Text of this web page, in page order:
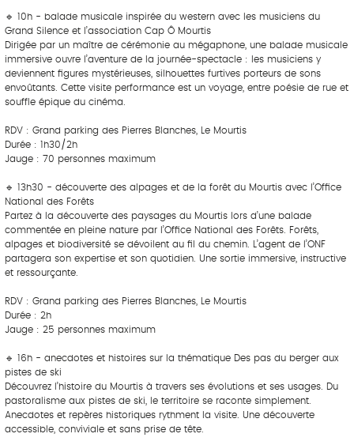
🔹 10h - balade musicale inspirée du western avec les musiciens du
Grand Silence et l’association Cap Ô Mourtis
Dirigée par un maître de cérémonie au mégaphone, une balade musicale
immersive ouvre l’aventure de la journée-spectacle : les musiciens y
deviennent figures mystérieuses, silhouettes furtives porteurs de sons
envoûtants. Cette visite performance est un voyage, entre poésie de rue et
souffle épique du cinéma.
RDV : Grand parking des Pierres Blanches, Le Mourtis
Durée : 1h30/2h
Jauge : 70 personnes maximum
🔹 13h30 - découverte des alpages et de la forêt du Mourtis avec l’Office
National des Forêts
Partez à la découverte des paysages du Mourtis lors d’une balade
commentée en pleine nature par l’Office National des Forêts. Forêts,
alpages et biodiversité se dévoilent au fil du chemin. L’agent de l’ONF
partagera son expertise et son quotidien. Une sortie immersive, instructive
et ressourçante.
RDV : Grand parking des Pierres Blanches, Le Mourtis
Durée : 2h
Jauge : 25 personnes maximum
🔹 16h - anecdotes et histoires sur la thématique Des pas du berger aux
pistes de ski
Découvrez l’histoire du Mourtis à travers ses évolutions et ses usages. Du
pastoralisme aux pistes de ski, le territoire se raconte simplement.
Anecdotes et repères historiques rythment la visite. Une découverte
accessible, conviviale et sans prise de tête.